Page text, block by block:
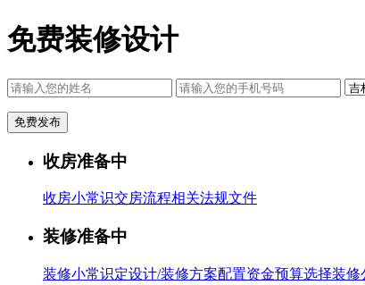
免费装修设计
收房准备中
收房小常识交房流程相关法规文件
装修准备中
装修小常识定设计/装修方案配置资金预算选择装修